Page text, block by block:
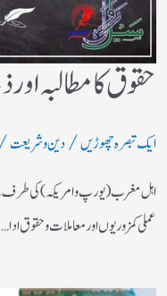
حقوق کا مطالبہ
ایک تبصرہ چھوڑیں/دین و شریعت
اہل مغرب (یورپ و امریکہ)کی طرف سے
عملی کمزوریوں اور معاملات و حقوق ادا…